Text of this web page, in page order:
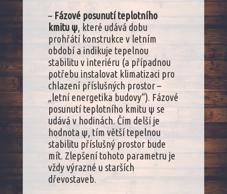
–Fázové posunutí teplotního
kmitu ψ, které udává dobu
prohřátí konstrukce v letním
období a indikuje tepelnou
stabilitu v interiéru (a případnou
potřebu instalovat klimatizaci pro
chlazení příslušných prostor –
„letní energetika budovy“). Fázové
posunutí teplotního kmitu ψ se
udává v hodinách. Čím delší je
hodnota ψ, tím větší tepelnou
stabilitu příslušný prostor bude
mít. Zlepšení tohoto parametru je
vždy výrazné u starších
dřevostaveb.